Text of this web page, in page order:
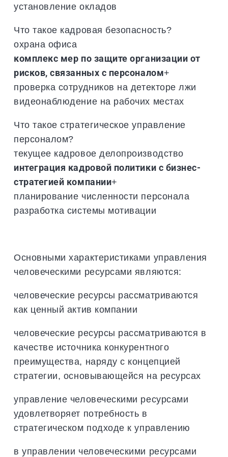
установление окладов
Что такое кадровая безопасность?
охрана офиса
комплекс мер по защите организации от
рисков, связанных с персоналом+
проверка сотрудников на детекторе лжи
видеонаблюдение на рабочих местах
Что такое стратегическое управление
персоналом?
текущее кадровое делопроизводство
интеграция кадровой политики с бизнес-
стратегией компании+
планирование численности персонала
разработка системы мотивации
Основными характеристиками управления
человеческими ресурсами являются:
человеческие ресурсы рассматриваются
как ценный актив компании
человеческие ресурсы рассматриваются в
качестве источника конкурентного
преимущества, наряду с концепцией
стратегии, основывающейся на ресурсах
управление человеческими ресурсами
удовлетворяет потребность в
стратегическом подходе к управлению
в управлении человеческими ресурсами